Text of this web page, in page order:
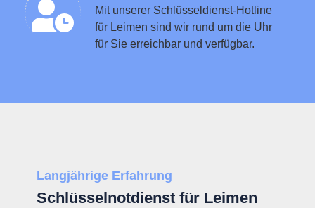
Mit unserer Schlüsseldienst-Hotline
für Leimen sind wir rund um die Uhr
für Sie erreichbar und verfügbar.
Langjährige Erfahrung
Schlüsselnotdienst für Leimen